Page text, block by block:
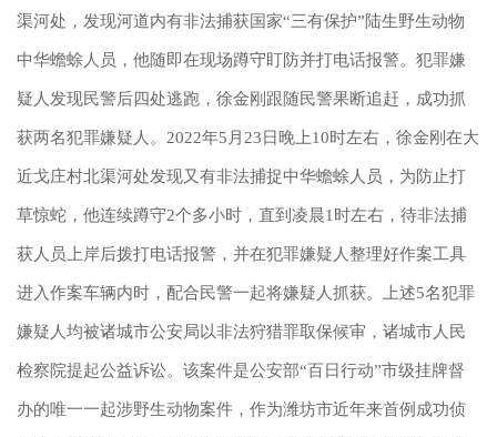
渠河处，发现河道内有非法捕获国家“三有保护”陆生野生动物
中华蟾蜍人员，他随即在现场蹲守盯防并打电话报警。犯罪嫌
疑人发现民警后四处逃跑，徐金刚跟随民警果断追赶，成功抓
获两名犯罪嫌疑人。2022年5月23日晚上10时左右，徐金刚在大
近戈庄村北渠河处发现又有非法捕捉中华蟾蜍人员，为防止打
草惊蛇，他连续蹲守2个多小时，直到凌晨1时左右，待非法捕
获人员上岸后拨打电话报警，并在犯罪嫌疑人整理好作案工具
进入作案车辆内时，配合民警一起将嫌疑人抓获。上述5名犯罪
嫌疑人均被诸城市公安局以非法狩猎罪取保候审，诸城市人民
检察院提起公益诉讼。该案件是公安部“百日行动”市级挂牌督
办的唯一一起涉野生动物案件，作为潍坊市近年来首例成功侦